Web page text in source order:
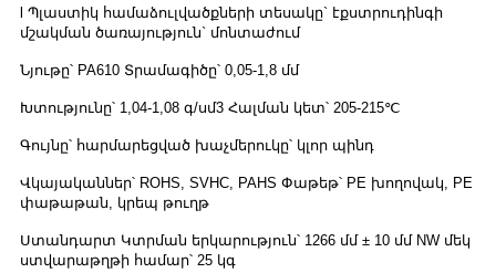
l Պլաստիկ համաձուլվածքների տեսակը` էքստրուդինգի
մշակման ծառայություն` մոնտաժում
Նյութը՝ PA610 Տրամագիծը՝ 0,05-1,8 մմ
Խտությունը՝ 1,04-1,08 գ/սմ3 Հալման կետ՝ 205-215℃
Գույնը՝ հարմարեցված խաչմերուկը՝ կլոր պինդ
Վկայականներ՝ ROHS, SVHC, PAHS Փաթեթ՝ PE խողովակ, PE
փաթաթան, կրեպ թուղթ
Ստանդարտ Կտրման երկարություն՝ 1266 մմ ± 10 մմ NW մեկ
ստվարաթղթի համար՝ 25 կգ